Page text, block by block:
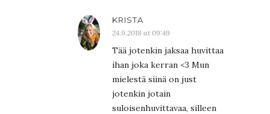
KRISTA
24.9.2018 at 09:49
Tää jotenkin jaksaa huvittaa
ihan joka kerran <3 Mun
mielestä siinä on just
jotenkin jotain
suloisenhuvittavaa, silleen